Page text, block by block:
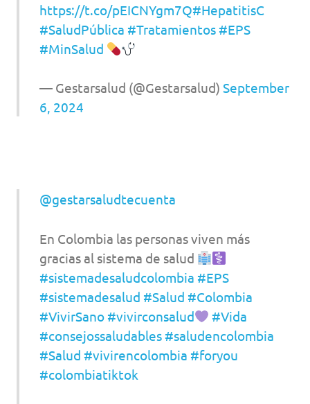
https://t.co/pEICNYgm7Q#HepatitisC
#SaludPública #Tratamientos #EPS
#MinSalud
— Gestarsalud (@Gestarsalud) September
6, 2024
@gestarsaludtecuenta
En Colombia las personas viven más
gracias al sistema de salud
#sistemadesaludcolombia #EPS
#sistemadesalud #Salud #Colombia
#VivirSano #vivirconsalud
#Vida
#consejossaludables #saludencolombia
#Salud #vivirencolombia #foryou
#colombiatiktok